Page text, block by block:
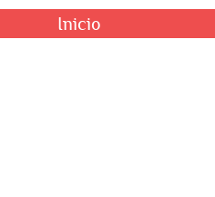
Inicio